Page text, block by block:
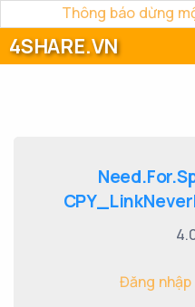
Thông báo dừng
4SHARE.VN
Đăng